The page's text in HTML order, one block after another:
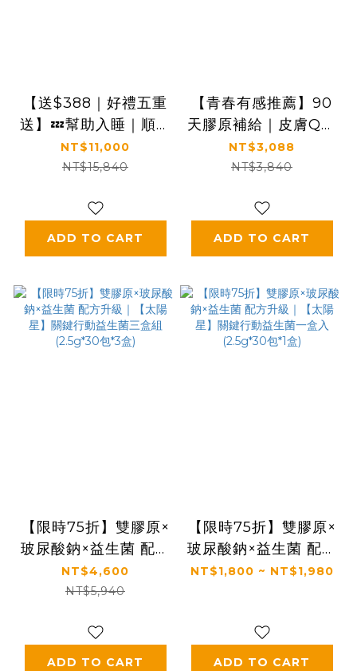
【送$388｜好禮五重
送】💤幫助入睡｜順暢
排便｜✅正品保證｜
【太陽星】全效克菲爾
包*8盒)
NT$11,000
NT$15,840
ADD TO CART
【青春有感推薦】90
天膠原補給｜皮膚Q彈
好氣色｜【食技研】德
國專利膠原蛋白胜肽-
VERISOL®)三盒入
(2.5g*30包*3盒)
NT$3,088
NT$3,840
ADD TO CART
【限時75折】雙膠原×
玻尿酸鈉×益生菌 配方
升級｜【太陽星】關鍵
行動益生菌三盒組
NT$4,600
NT$5,940
ADD TO CART
【限時75折】雙膠原×
玻尿酸鈉×益生菌 配方
升級｜【太陽星】關鍵
NT$1,800 ~ NT$1,980
ADD TO CART